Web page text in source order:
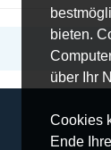
bieten.
über Ihr
Cookies
Ende